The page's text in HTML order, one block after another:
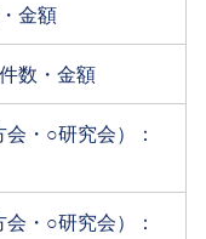
金額
数・金額
・○研究会）：
・○研究会）：